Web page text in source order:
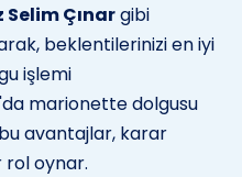
Selim Çınargibi
beklentilerinizi en iyi
işlemi
marionette dolgusu
avantajlar, karar
oynar.